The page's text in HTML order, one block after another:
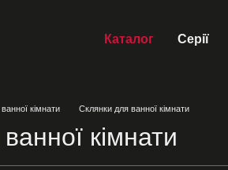
Каталог Серії
кімнати Склянки для ванної кімнати
кімнати